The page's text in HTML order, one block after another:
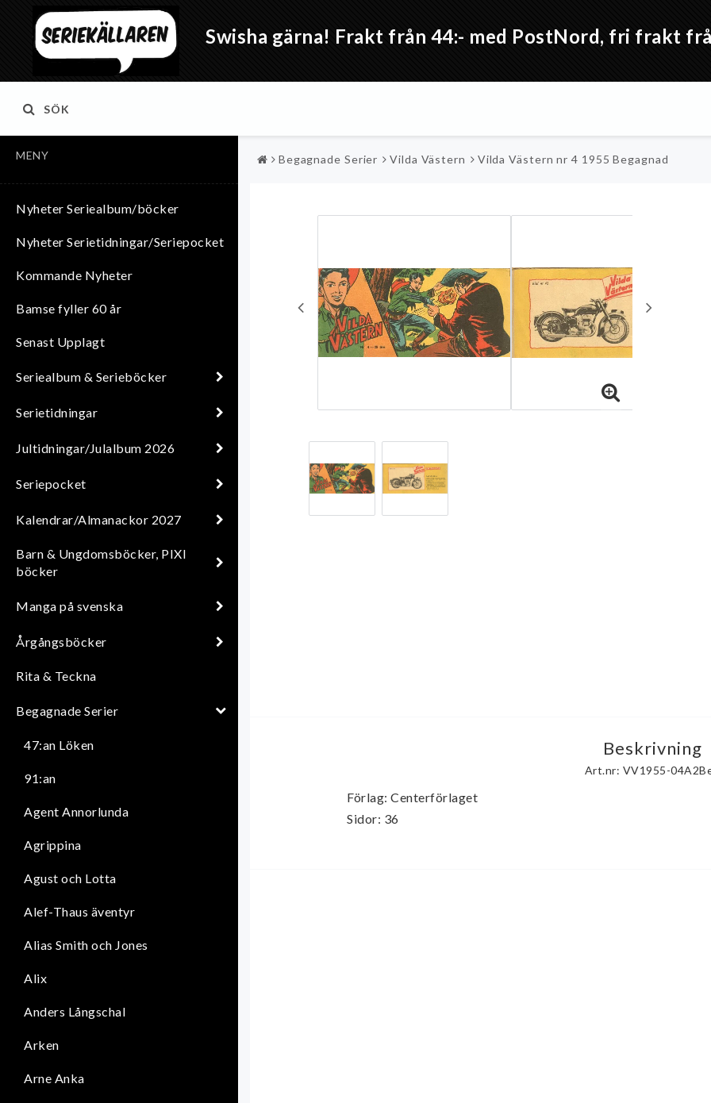
Swisha gärna! Frakt från 44:- med PostNord, fri frakt
SÖK
MENY
Nyheter Seriealbum/böcker
Nyheter Serietidningar/Seriepocket
Kommande Nyheter
Bamse fyller 60 år
Senast Upplagt
Seriealbum & Serieböcker
Serietidningar
Jultidningar/Julalbum 2026
Seriepocket
Kalendrar/Almanackor 2027
Barn & Ungdomsböcker, PIXI
böcker
Manga på svenska
Årgångsböcker
Rita & Teckna
Begagnade Serier
47:an Löken
91:an
Agent Annorlunda
Agrippina
Agust och Lotta
Alef-Thaus äventyr
Alias Smith och Jones
Alix
Anders Långschal
Arken
Arne Anka
Begagnade Serier Vilda Västern Vilda Västern nr 4 1955 Begagnad
Beskrivning
Art.nr: VV1955-
Förlag: Centerförlaget
Sidor: 36